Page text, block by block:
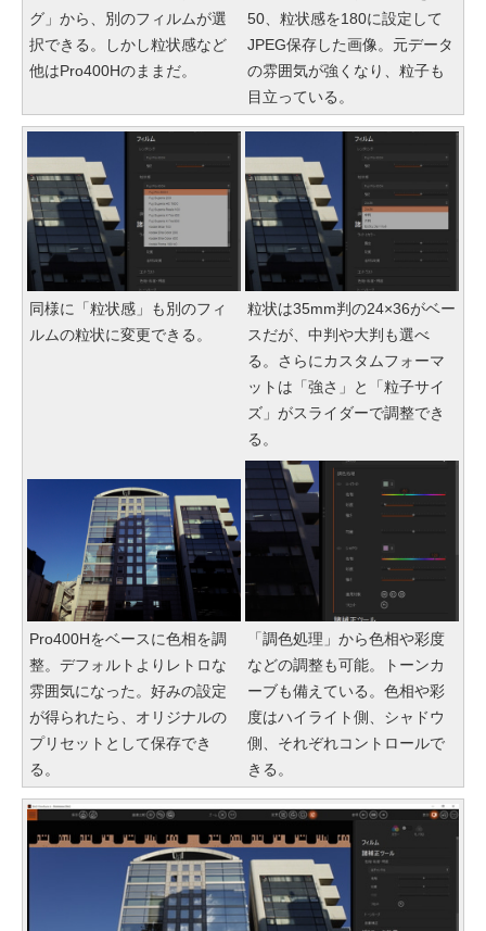
グ」から、別のフィルムが選
択できる。しかし粒状感など
他はPro400Hのままだ。
50、粒状感を180に設定して
JPEG保存した画像。元データ
の雰囲気が強くなり、粒子も
目立っている。
同様に「粒状感」も別のフィ
ルムの粒状に変更できる。
粒状は35mm判の24×36がベー
スだが、中判や大判も選べ
る。さらにカスタムフォーマ
ットは「強さ」と「粒子サイ
ズ」がスライダーで調整でき
る。
Pro400Hをベースに色相を調
整。デフォルトよりレトロな
雰囲気になった。好みの設定
が得られたら、オリジナルの
プリセットとして保存でき
る。
「調色処理」から色相や彩度
などの調整も可能。トーンカ
ーブも備えている。色相や彩
度はハイライト側、シャドウ
側、それぞれコントロールで
きる。